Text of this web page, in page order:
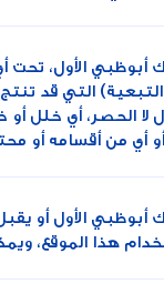
أبوظبي الأول، تحت
التي قد
لا الحصر، أي خلل أو
أي من أقسامه أو
أبوظبي الأول أو
هذا الموقع،